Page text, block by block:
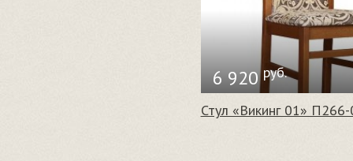
6 920 руб.
Стул «Викинг 01»